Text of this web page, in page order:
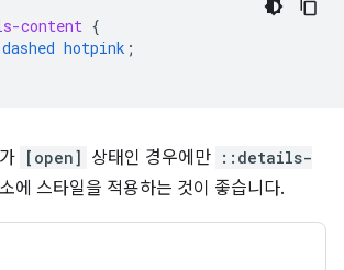
content {
dashed hotpink ;
[open] 상태인 경우에만 ::details-
에 스타일을 적용하는 것이 좋습니다.